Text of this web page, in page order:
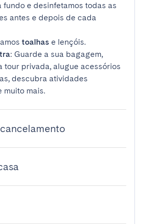
fundo e desinfetamos todas as
antes e depois de cada
toalhas e lençóis.
: Guarde a sua bagagem,
tour privada, alugue acessórios
descubra atividades
muito mais.